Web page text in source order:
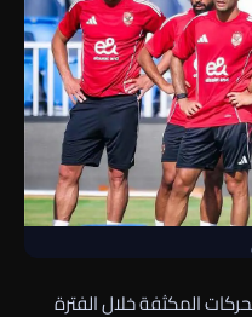
المكثفة خلال الفترة